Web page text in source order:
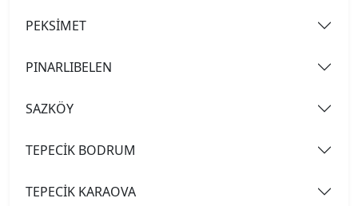
PEKSİMET
PINARLIBELEN
SAZKÖY
TEPECİK BODRUM
TEPECİK KARAOVA